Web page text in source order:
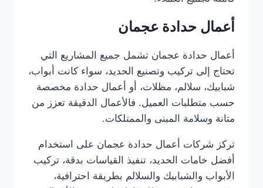
أعمال حدادة عجمان
أعمال حدادة عجمان تشمل جميع المشاريع التي
تحتاج إلى تركيب وتصنيع الحديد، سواء كانت أبواب،
شبابيك، سلالم، مظلات، أو أعمال حدادة مخصصة
حسب متطلبات العميل. فالأعمال الدقيقة تعزز من
متانة وسلامة المبنى والممتلكات.
تركز شركات أعمال حدادة عجمان على استخدام
أفضل خامات الحديد، تنفيذ القياسات بدقة، تركيب
الأبواب والشبابيك والسلالم بطريقة احترافية،